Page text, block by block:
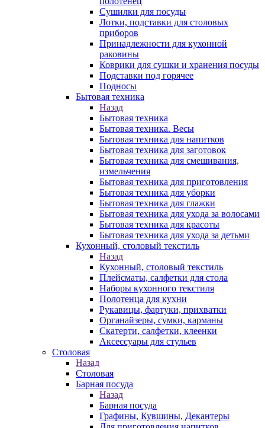
Сушилки для посуды
Лотки, подставки для столовых
приборов
Принадлежности для кухонной
раковины
Коврики для сушки и хранения посуды
Подставки под горячее
Подносы
Бытовая техника
Назад
Бытовая техника
Бытовая техника. Весы
Бытовая техника для напитков
Бытовая техника для заготовок
Бытовая техника для смешивания,
измельчения
Бытовая техника для приготовления
Бытовая техника для уборки
Бытовая техника для глажки
Бытовая техника для ухода за волосами
Бытовая техника для красоты
Бытовая техника для ухода за детьми
Кухонный, столовый текстиль
Назад
Кухонный, столовый текстиль
Плейсматы, салфетки для стола
Наборы кухонного текстиля
Полотенца для кухни
Рукавицы, фартуки, прихватки
Органайзеры, сумки, карманы
Скатерти, салфетки, клеенки
Аксессуары для стульев
Столовая
Назад
Столовая
Барная посуда
Назад
Барная посуда
Графины, Кувшины, Декантеры